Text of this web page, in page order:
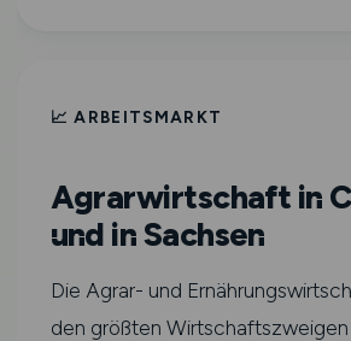
📈 ARBEITSMARKT
Agrarwirtschaft in
und in Sachsen
Die Agrar- und
den größten